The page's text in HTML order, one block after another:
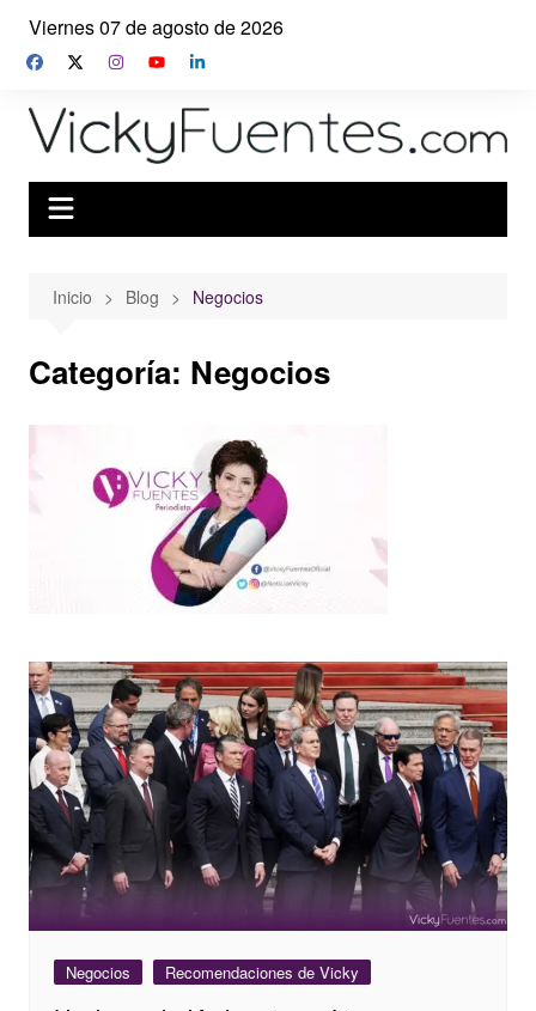
Saltar
contenido
Viernes 07 de agosto de 2026
Inicio Blog Negocios
Categoría: Negocios
Negocios Recomendaciones de Vicky